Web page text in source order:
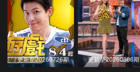
第20220210期 第20220211期
第20220215期 第20220216期
第20220218期 第20220220期
更新至20260726期 更新至20260806期